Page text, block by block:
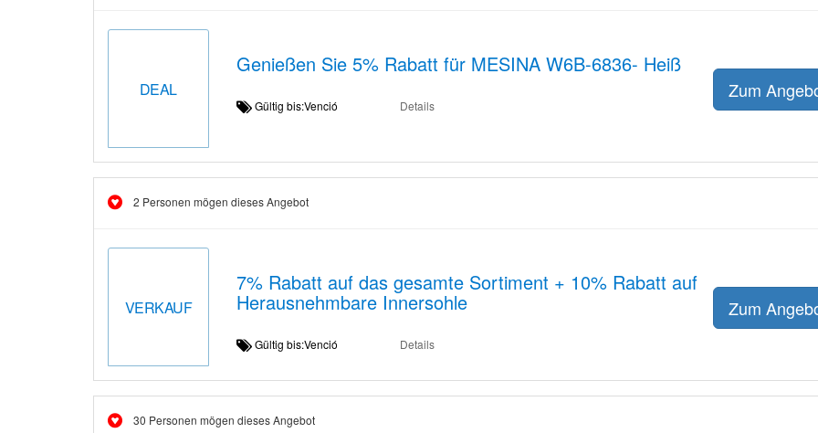
DEAL
Genießen Sie 5% Rabatt für MESINA W6B-6836- Heiß
Gültig bis:Venció Details
Zum
2 Personen mögen dieses Angebot
VERKAUF
7% Rabatt auf das gesamte Sortiment + 10% Rabatt auf
Herausnehmbare Innersohle
Gültig bis:Venció Details
Zum
30 Personen mögen dieses Angebot